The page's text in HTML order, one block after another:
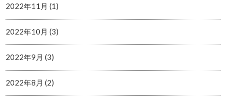
2022年11月 (1)
2022年10月 (3)
2022年9月 (3)
2022年8月 (2)